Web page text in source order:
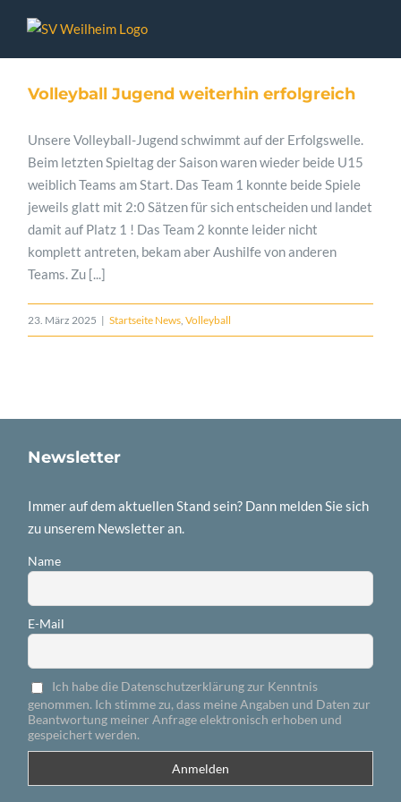
Inhalt
springen
Volleyball Jugend weiterhin erfolgreich
Unsere Volleyball-Jugend schwimmt auf der Erfolgswelle.
Beim letzten Spieltag der Saison waren wieder beide U15
weiblich Teams am Start. Das Team 1 konnte beide Spiele
jeweils glatt mit 2:0 Sätzen für sich entscheiden und landet
damit auf Platz 1 ! Das Team 2 konnte leider nicht
komplett antreten, bekam aber Aushilfe von anderen
Teams. Zu [...]
23. März 2025 | Startseite News ,Volleyball
Newsletter
Immer auf dem aktuellen Stand sein? Dann melden Sie sich
zu unserem Newsletter an.
Name
E-Mail
Ich habe die Datenschutzerklärung zur Kenntnis
genommen. Ich stimme zu, dass meine Angaben und Daten zur
Beantwortung meiner Anfrage elektronisch erhoben und
gespeichert werden.